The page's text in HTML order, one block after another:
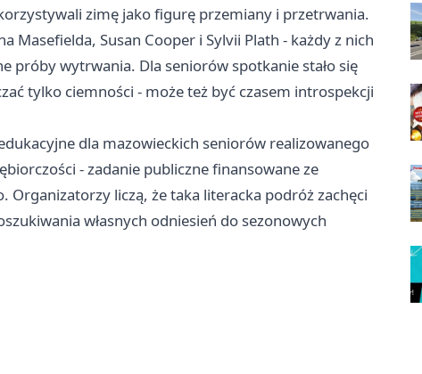
zimę jako figurę przemiany i przetrwania.
Masefielda, Susan Cooper i Sylvii Plath - każdy z nich
próby wytrwania. Dla seniorów spotkanie stało się
tylko ciemności - może też być czasem introspekcji
dla mazowieckich seniorów realizowanego
- zadanie publiczne finansowane ze
liczą, że taka literacka podróż zachęci
własnych odniesień do sezonowych